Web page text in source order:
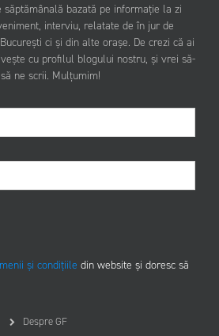
bazată pe informație la zi
interviu, relatate de în jur de
ci și din alte orașe. De crezi că ai
cu profilul blogului nostru, și vrei să-
ne scrii. Mulțumim!
și condițiile din website și doresc să
Despre GF